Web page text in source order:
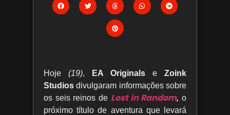
Hoje (19), EA Originals e Zoink
Studios divulgaram informações sobre
os seis reinos de Lost in Random,o
próximo título de aventura que levará